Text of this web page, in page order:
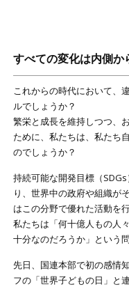
すべての変化は内側か
これからの時代において、
ルでしょうか？
繁栄と成長を維持しつつ、
ために、私たちは、私たち
のでしょうか？
持続可能な開発目標（
り、世界中の政府や組織が
はこの分野で優れた活動を
私たちは「何十億人もの人
十分なのだろうか」という
先日、国連本部で初の感情
フの「世界子どもの日」と